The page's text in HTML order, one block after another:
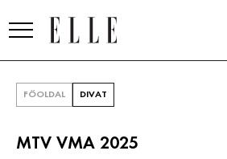
FŐOLDAL DIVAT
MTV VMA 2025